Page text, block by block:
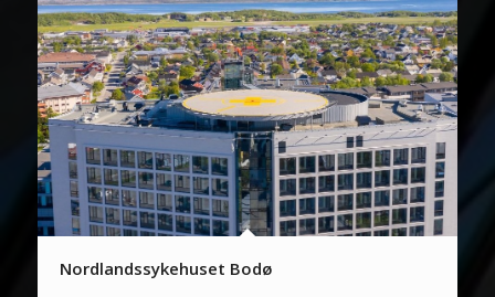
Nordlandssykehuset Bodø